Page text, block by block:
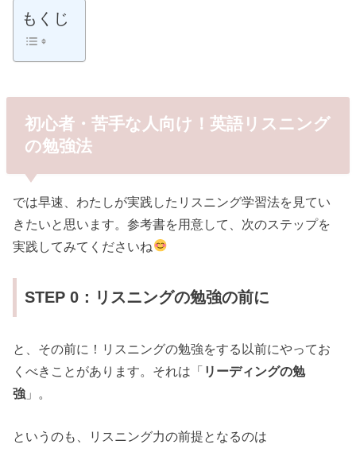
もくじ
初心者・苦手な人向け！英語リスニング
の勉強法
では早速、わたしが実践したリスニング学習法を見てい
きたいと思います。参考書を用意して、次のステップを
実践してみてくださいね
STEP 0：リスニングの勉強の前に
と、その前に！リスニングの勉強をする以前にやってお
くべきことがあります。それは「 リーディングの勉
強 」。
というのも、リスニング力の前提となるのは